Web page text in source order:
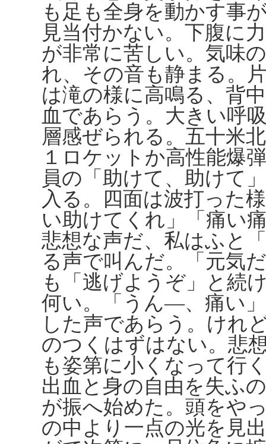
も足も全身を動かす事
見当付かない。下腹に
が非常に苦しい。気味
れ、その音も静まる。
は滝の様に高鳴る、背
血であらう。大きい呼
層感ぜられる。五十米
１ロケットか高性能爆
員の「助けて、助けて
入る。四面は波打った
い助けてくれ」「痛い
悲想な声だ、私はふと
る声で叫んだ。「元気
も「逃げようぞ」と続
何い。「うん―、痛い
した声であらう。けれ
のつくはずはない。悲
も姿第に小くなって行
出血と身の自由を失ふ
が振へ始めた。頭をや
の中より一点の光を見